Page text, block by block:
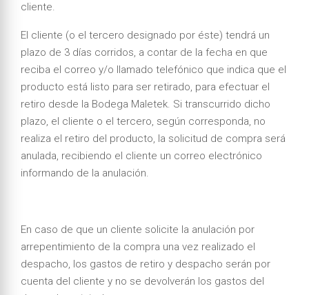
cliente.
El cliente (o el tercero designado por éste) tendrá un
plazo de 3 días corridos, a contar de la fecha en que
reciba el correo y/o llamado telefónico que indica que el
producto está listo para ser retirado, para efectuar el
retiro desde la Bodega Maletek. Si transcurrido dicho
plazo, el cliente o el tercero, según corresponda, no
realiza el retiro del producto, la solicitud de compra será
anulada, recibiendo el cliente un correo electrónico
informando de la anulación.
En caso de que un cliente solicite la anulación por
arrepentimiento de la compra una vez realizado el
despacho, los gastos de retiro y despacho serán por
cuenta del cliente y no se devolverán los gastos del